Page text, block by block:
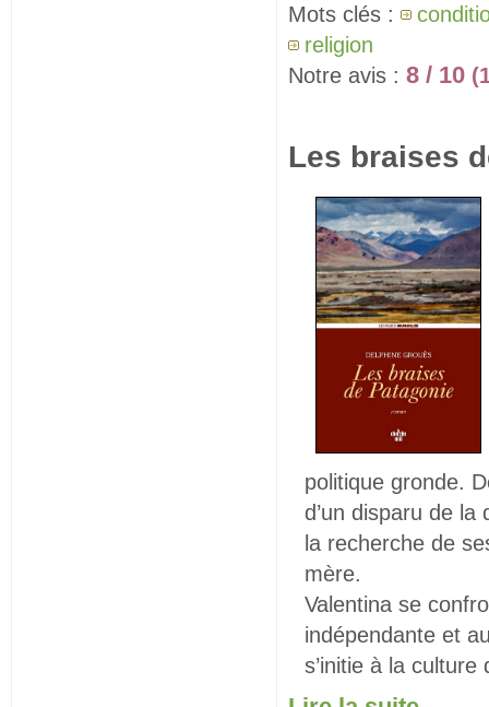
Mots clés :
religion
Notre avis : 8 / 10
Les braises
politique gronde.
d’un disparu de la
la recherche de
mère.
Valentina se
indépendante et
s’initie à la culture